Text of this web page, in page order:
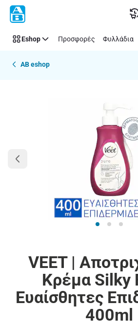
Παράλειψη
Eshop Προσφορές Φυλλάδια
AB eshop
VEET |
Κρέμα Silky
Ευαίσθητες
400ml